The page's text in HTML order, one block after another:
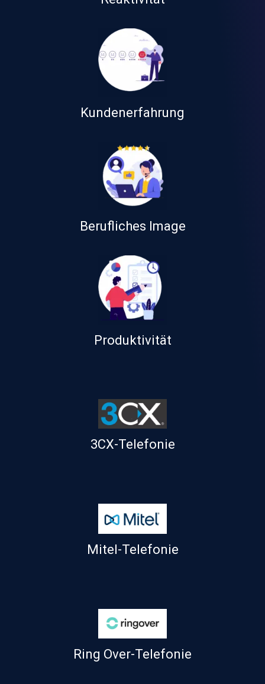
Kundenerfahrung
Berufliches Image
Produktivität
3CX-Telefonie
Mitel-Telefonie
Ring Over-Telefonie